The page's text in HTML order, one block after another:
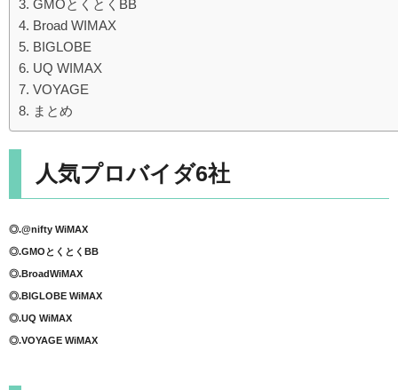
GMOとくとくBB
Broad WIMAX
BIGLOBE
UQ WIMAX
VOYAGE
まとめ
人気プロバイダ6社
◎.@nifty WiMAX
◎.GMOとくとくBB
◎.BroadWiMAX
◎.BIGLOBE WiMAX
◎.UQ WiMAX
◎.VOYAGE WiMAX